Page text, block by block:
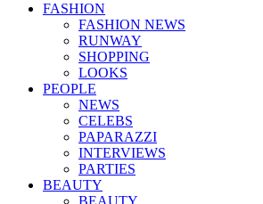
FASHION
FASHION NEWS
RUNWAY
SHOPPING
LOOKS
PEOPLE
NEWS
CELEBS
PAPARAZZI
INTERVIEWS
PARTIES
BEAUTY
BEAUTY